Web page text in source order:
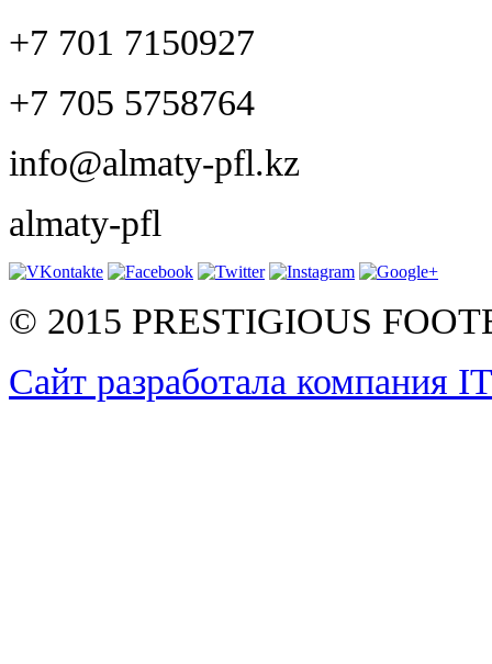
+7 701 7150927
+7 705 5758764
info@almaty-pfl.kz
almaty-pfl
© 2015 PRESTIGIOUS
Сайт разработала компания